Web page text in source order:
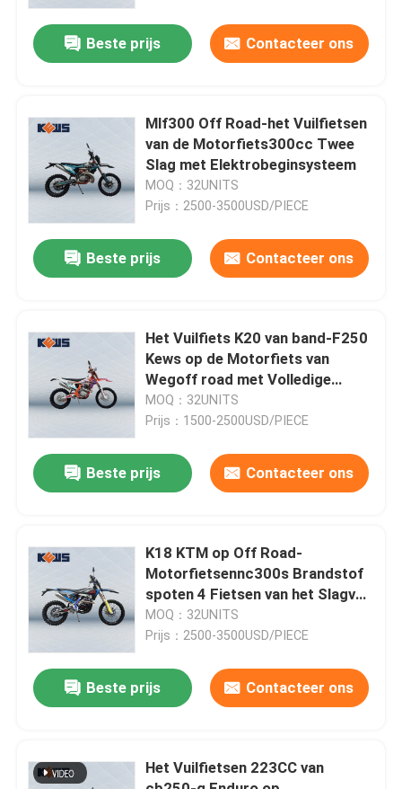
Huis
Ongeveer ons
Fabrieksreis
Kwaliteitscontrole
Contacteer ons
bloggen
4 de Motorfietsen van slagenduro
Verzamelingsmotorfietsen
Beste prijs Contacteer ons
Mlf300 Off Road-het Vuilfietsen
van de Motorfiets300cc Twee
Slag met Elektrobeginsysteem
MOQ：32UNITS
Prijs：2500-3500USD/PIECE
Beste prijs Contacteer ons
Het Vuilfiets K20 van band-F250
Kews op de Motorfiets van
Wegoff road met Volledige
Reeks
MOQ：32UNITS
Prijs：1500-2500USD/PIECE
Beste prijs Contacteer ons
K18 KTM op Off Road-
Motorfietsennc300s Brandstof
spoten 4 Fietsen van het Slagvuil
in
MOQ：32UNITS
Prijs：2500-3500USD/PIECE
Beste prijs Contacteer ons
Het Vuilfietsen 223CC van